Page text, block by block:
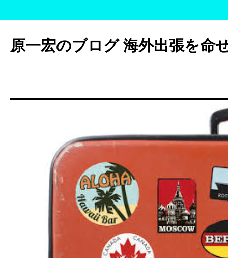
テ
ン
ッ
原一宏のブログ 海外出張を命